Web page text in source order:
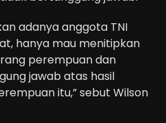
adanya anggota TNI
hanya mau menitipkan
perempuan dan
jawab atas hasil
itu,” sebut Wilson